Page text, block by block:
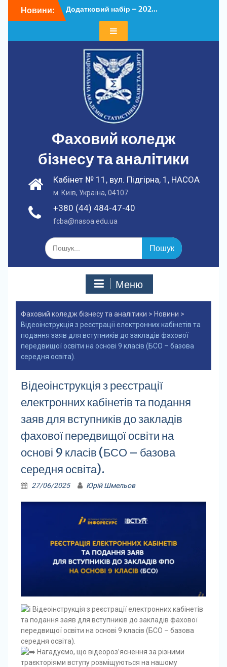
доНовини:
Додатковий набір – 202...
У ФКБА НАСОА
Додатковий набір – 202...
У ФКБА НАСОА
відбулася...
Фаховий коледж
бізнесу та аналітики
+380 (44) 484-47-40
fcba@nasoa.edu.ua
Кабінет № 11, вул. Підгірна, 1, НАСОА
м. Київ, Україна, 04107
Шукати:
Меню
Фаховий коледж бізнесу та аналітики > Новини >
Відеоінструкція з реєстрації електронних кабінетів та
подання заяв для вступників до закладів фахової
передвищої освіти на основі 9 класів (БСО – базова
середня освіта).
Відеоінструкція з реєстрації
електронних кабінетів та подання
заяв для вступників до закладів
фахової передвищої освіти на
основі 9 класів (БСО – базова
середня освіта).
27/06/2025 Юрій Шмельов
Відеоінструкція з реєстрації електронних кабінетів
та подання заяв для вступників до закладів фахової
передвищої освіти на основі 9 класів (БСО – базова
середня освіта).
Нагадуємо, що відеороз’яснення за різними
траєкторіями вступу розміщуються на нашому